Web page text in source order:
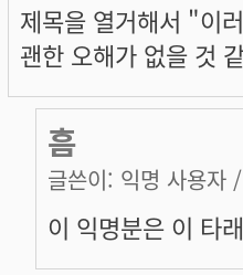
제목을 열거해서 "이
괜한 오해가 없을 것
흠
글쓴이: 익명 사용자
이 익명분은 이 타